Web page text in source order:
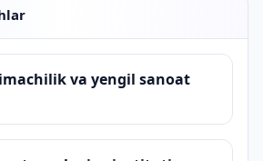
va yengil sanoat